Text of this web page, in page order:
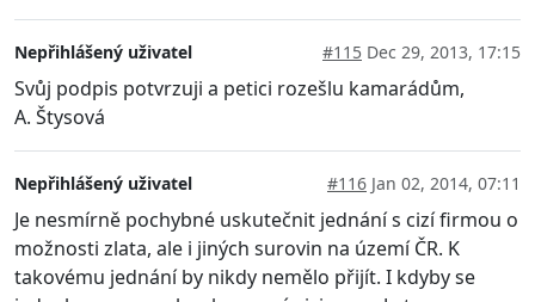
Nepřihlášený uživatel #115 Dec 29, 2013, 17:15
Svůj podpis potvrzuji a petici rozešlu kamarádům,
A. Štysová
Nepřihlášený uživatel #116 Jan 02, 2014, 07:11
Je nesmírně pochybné uskutečnit jednání s cizí firmou o
možnosti zlata, ale i jiných surovin na území ČR. K
takovému jednání by nikdy nemělo přijít. I kdyby se